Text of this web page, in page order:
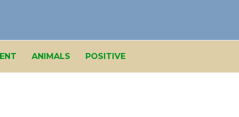
ANIMALS POSITIVE